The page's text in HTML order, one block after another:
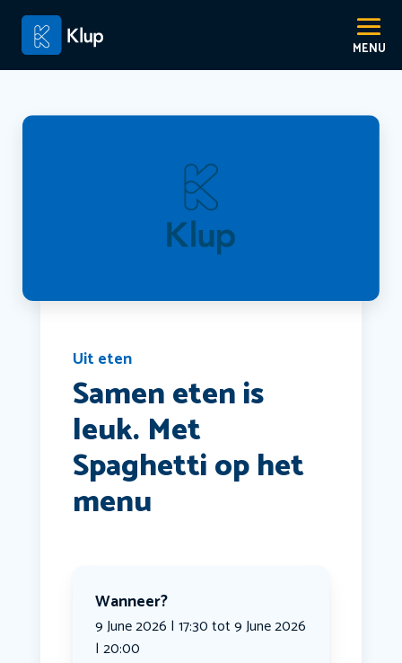
Uit eten
Samen eten is
leuk. Met
Spaghetti op het
menu
Wanneer?
9 June 2026 | 17:30 tot 9 June 2026
| 20:00